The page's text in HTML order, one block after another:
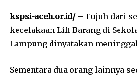
kspsi-aceh.or.id/– Tujuh dari
kecelakaan Lift Barang di
Lampung dinyatakan
Sementara dua orang lainnya